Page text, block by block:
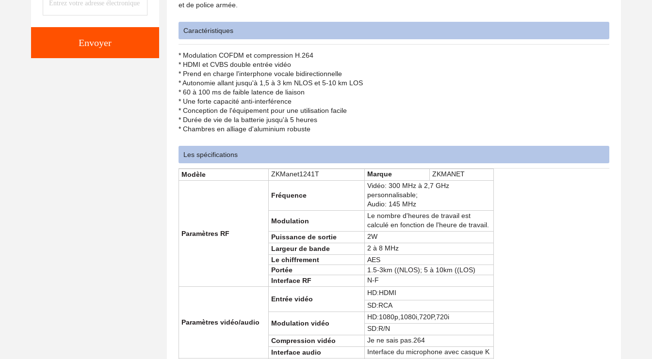
Envoyer
et de police armée.
Caractéristiques
* Modulation COFDM et compression H.264
* HDMI et CVBS double entrée vidéo
* Prend en charge l'interphone vocale bidirectionnelle
* Autonomie allant jusqu'à 1,5 à 3 km NLOS et 5-10 km LOS
* 60 à 100 ms de faible latence de liaison
* Une forte capacité anti-interférence
* Conception de l'équipement pour une utilisation facile
* Durée de vie de la batterie jusqu'à 5 heures
* Chambres en alliage d'aluminium robuste
Les spécifications
Modèle ZKManet1241T Marque ZKMANET
Paramètres RF
Fréquence
Vidéo: 300 MHz à 2,7 GHz
personnalisable;
Audio: 145 MHz
Modulation
Le nombre d'heures de travail est
calculé en fonction de l'heure de travail.
Puissance de sortie
2W
Largeur de bande
2 à 8 MHz
Le chiffrement
AES
Portée
1.5-3km ((NLOS); 5 à 10km ((LOS)
Interface RF
N-F
Paramètres vidéo/audio
Entrée vidéo
HD:HDMI
SD:RCA
Modulation vidéo
HD:1080p 1080i 720P,720i
SD:R/N
Compression vidéo
Je ne sais pas.264
Interface audio
Interface du microphone avec casque K